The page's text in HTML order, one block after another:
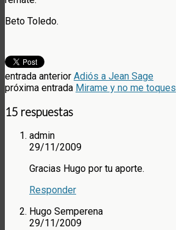
Beto Toledo.
entrada anterior Adiós a Jean Sage
próxima entrada Mirame y no me toques
15 respuestas
admin
29/11/2009
Gracias Hugo por tu aporte.
Responder
Hugo Semperena
29/11/2009